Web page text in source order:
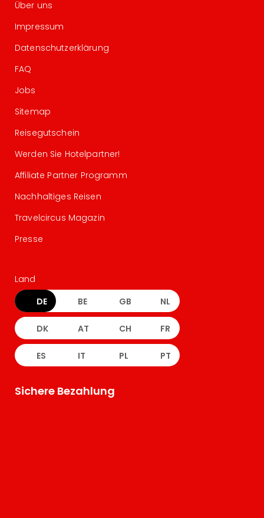
Über uns
Impressum
Datenschutzerklärung
FAQ
Jobs
Sitemap
Reisegutschein
Werden Sie Hotelpartner!
Affiliate Partner Programm
Nachhaltiges Reisen
Travelcircus Magazin
Presse
Land
DE BE GB NL
DK AT CH FR
ES IT PL PT
Sichere Bezahlung